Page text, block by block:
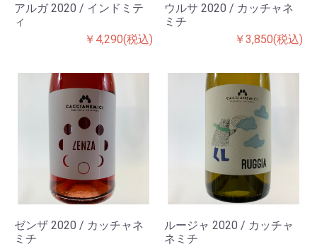
アルガ 2020 / インドミテ
ィ
￥4,290(税込)
ウルサ 2020 / カッチャネ
ミチ
￥3,850(税込)
ゼンザ 2020 / カッチャネ
ミチ
ルージャ 2020 / カッチャ
ネミチ